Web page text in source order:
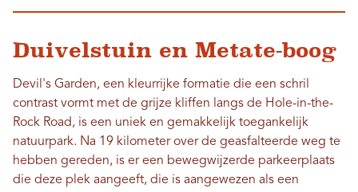
Duivelstuin en Metate-boog
Devil's Garden, een kleurrijke formatie die een schril
contrast vormt met de grijze kliffen langs de Hole-in-the-
Rock Road, is een uniek en gemakkelijk toegankelijk
natuurpark. Na 19 kilometer over de geasfalteerde weg te
hebben gereden, is er een bewegwijzerde parkeerplaats
die deze plek aangeeft, die is aangewezen als een